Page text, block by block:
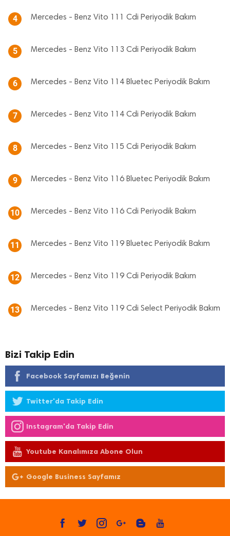
4 Mercedes - Benz Vito 111 Cdi Periyodik Bakım
5 Mercedes - Benz Vito 113 Cdi Periyodik Bakım
6 Mercedes - Benz Vito 114 Bluetec Periyodik Bakım
7 Mercedes - Benz Vito 114 Cdi Periyodik Bakım
8 Mercedes - Benz Vito 115 Cdi Periyodik Bakım
9 Mercedes - Benz Vito 116 Bluetec Periyodik Bakım
10 Mercedes - Benz Vito 116 Cdi Periyodik Bakım
11 Mercedes - Benz Vito 119 Bluetec Periyodik Bakım
12 Mercedes - Benz Vito 119 Cdi Periyodik Bakım
13 Mercedes - Benz Vito 119 Cdi Select Periyodik Bakım
Bizi Takip Edin
Facebook Sayfamızı Beğenin
Twitter'da Takip Edin
Instagram'da Takip Edin
Youtube Kanalımıza Abone Olun
Google Business Sayfamız